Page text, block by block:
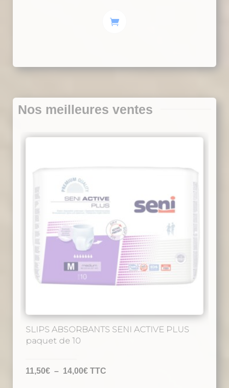
Nos meilleures ventes
SLIPS ABSORBANTS SENI ACTIVE PLUS
paquet de 10
11,50€ – 14,00€Plage
TTC